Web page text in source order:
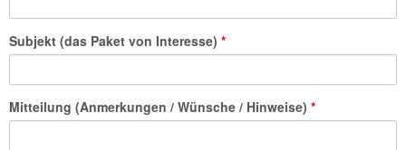
Subjekt (das Paket von Interesse) *
Mitteilung (Anmerkungen / Wünsche / Hinweise) *